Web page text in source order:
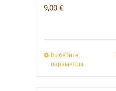
9,00 €
Выберите
параметры